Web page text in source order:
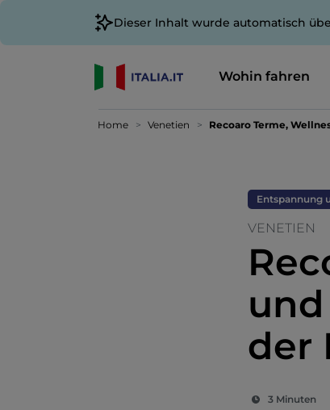
Dieser Inhalt wurde automatisch
Wohin fahren
Home Venetien Recoaro Terme,
Entspannung
VENETIEN
der
3 Minuten